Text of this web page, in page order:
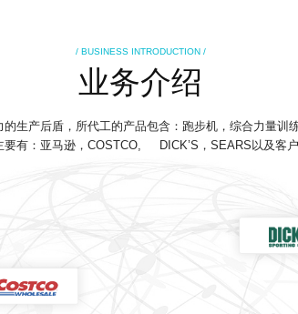
/ BUSINESS INTRODUCTION /
业务介绍
生产后盾，所代工的产品包含：跑步机，综合力量
有：亚马逊，COSTCO, DICK’S，SEARS以及客户